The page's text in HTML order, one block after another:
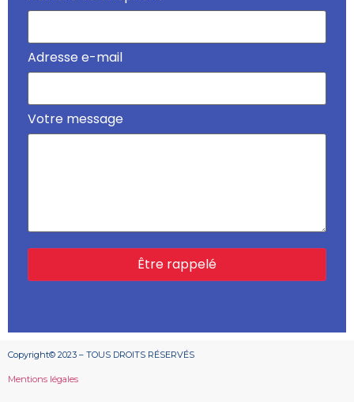
Adresse e-mail
Votre message
Copyright© 2023 – TOUS DROITS RÉSERVÉS
Mentions légales